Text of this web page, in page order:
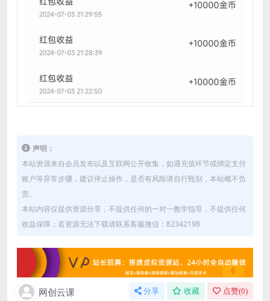
声明：
本站资源来自会员发布以及互联网公开收集，如遇充值环节或绑定支付
账户等异常步骤，建议停止操作，是否有风险请自行甄别，本站概不负
责。
本站内容仅提供资源分享，不提供任何的一对一教学指导，不提供任何
收益保障；若资源无法下载请联系客服微信：82342198
网创云课 分享 收藏 点赞(0)